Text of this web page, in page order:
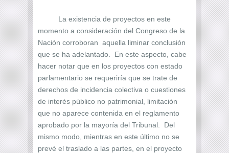
La existencia de proyectos en este
momento a consideración del Congreso de la
Nación corroboran aquella liminar conclusión
que se ha adelantado. En este aspecto, cabe
hacer notar que en los proyectos con estado
parlamentario se requeriría que se trate de
derechos de incidencia colectiva o cuestiones
de interés público no patrimonial, limitación
que no aparece contenida en el reglamento
aprobado por la mayoría del Tribunal. Del
mismo modo, mientras en este último no se
prevé el traslado a las partes, en el proyecto